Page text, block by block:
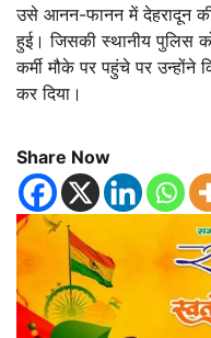
उसे आनन-फानन में देहरादून की
हुई। जिसकी स्थानीय पुलिस
कर्मी मौके पर पहुंचे पर उन्होंने
कर दिया।
Share Now